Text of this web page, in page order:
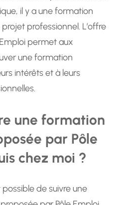
il y a une formation
professionnel. L’offre
permet aux
une formation
intérêts et à leurs
une formation
par Pôle
chez moi ?
de suivre une